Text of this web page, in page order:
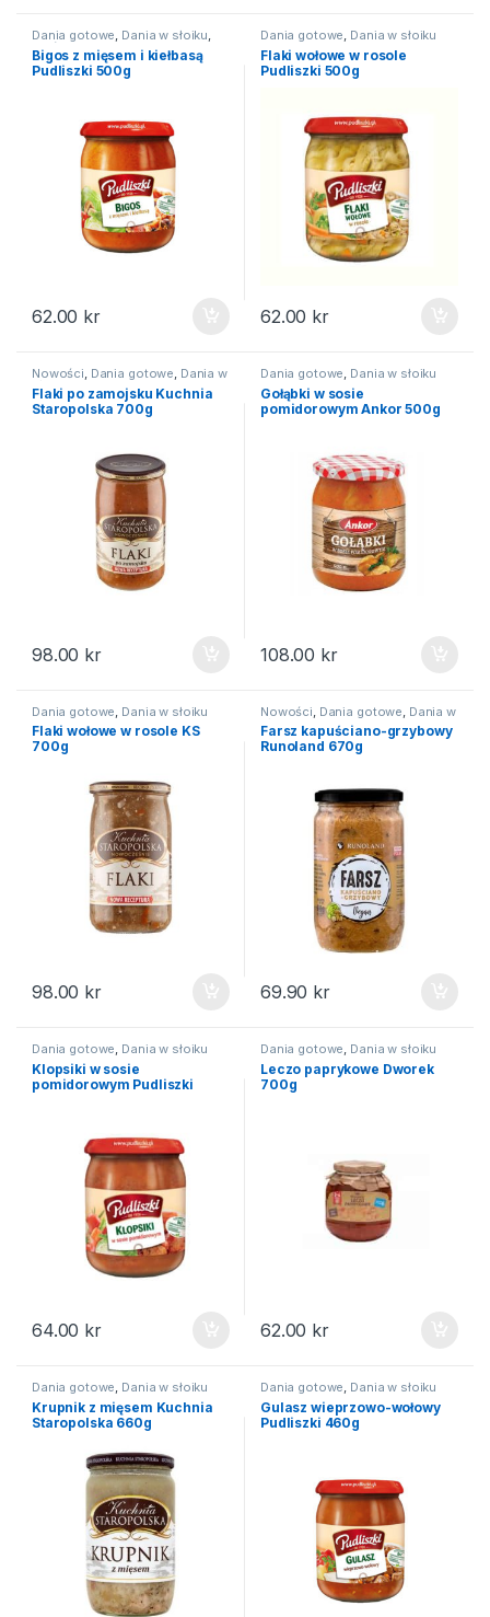
Dania gotowe, Dania w słoiku,
Na święta
Bigos z mięsem i kiełbasą
Pudliszki 500g
62.00 kr
Dania gotowe, Dania w słoiku
Flaki wołowe w rosole
Pudliszki 500g
62.00 kr
Nowości, Dania gotowe, Dania w
słoiku
Flaki po zamojsku Kuchnia
Staropolska 700g
98.00 kr
Dania gotowe, Dania w słoiku
Gołąbki w sosie
pomidorowym Ankor 500g
108.00 kr
Dania gotowe Dania w słoiku
Flaki wołowe w rosole KS
700g
98.00 kr
Nowości Dania gotowe Dania w
słoiku
Farsz kapuściano-grzybowy
Runoland 670g
69.90 kr
Dania gotowe, Dania w słoiku
Klopsiki w sosie
pomidorowym Pudliszki
64.00 kr
Dania gotowe, Dania w słoiku
Leczo paprykowe Dworek
700g
62.00 kr
Dania gotowe, Dania w słoiku
Krupnik z mięsem Kuchnia
Staropolska 660g
Dania gotowe, Dania w słoiku
Gulasz wieprzowo-wołowy
Pudliszki 460g